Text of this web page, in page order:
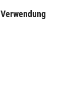
Verwendung